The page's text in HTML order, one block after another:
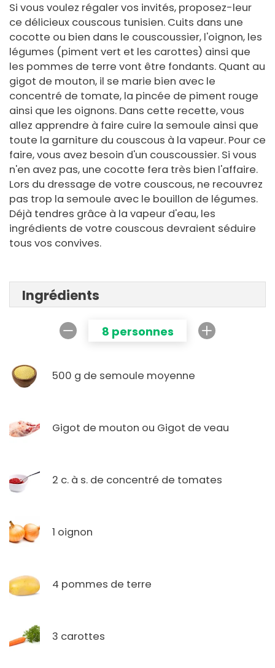
Si vous voulez régaler vos invités, proposez-leur
ce délicieux couscous tunisien. Cuits dans une
cocotte ou bien dans le couscoussier, l'oignon, les
légumes (piment vert et les carottes) ainsi que
les pommes de terre vont être fondants. Quant au
gigot de mouton, il se marie bien avec le
concentré de tomate, la pincée de piment rouge
ainsi que les oignons. Dans cette recette, vous
allez apprendre à faire cuire la semoule ainsi que
toute la garniture du couscous à la vapeur. Pour ce
faire, vous avez besoin d'un couscoussier. Si vous
n'en avez pas, une cocotte fera très bien l'affaire.
Lors du dressage de votre couscous, ne recouvrez
pas trop la semoule avec le bouillon de légumes.
Déjà tendres grâce à la vapeur d'eau, les
ingrédients de votre couscous devraient séduire
tous vos convives.
Ingrédients
8 personnes
500 g de semoule moyenne
Gigot de mouton ou Gigot de veau
2 c. à s. de concentré de tomates
1 oignon
4 pommes de terre
3 carottes